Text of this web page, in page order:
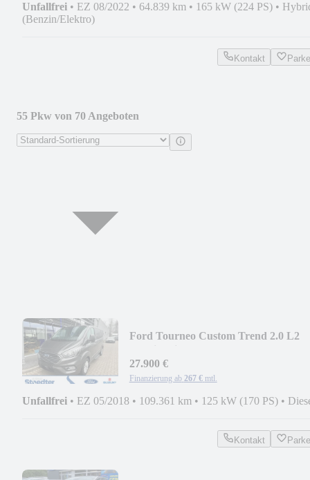
Unfallfrei • EZ 08/2022 • 64.839 km • 165 kW (224 PS) •
(Benzin/Elektro)
Kontakt
55 Pkw von 70 Angeboten
Ford Tourneo Custom Trend 2.0 L2
27.900 €
Finanzierung ab 267 € mtl.
Unfallfrei • EZ 05/2018 • 109.361 km • 125 kW (170 PS) •
Kontakt